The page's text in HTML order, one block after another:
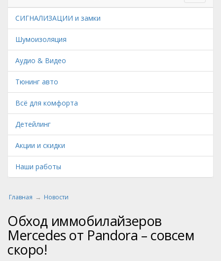
СИГНАЛИЗАЦИИ и замки
Шумоизоляция
Аудио & Видео
Тюнинг авто
Всё для комфорта
Детейлинг
Акции и скидки
Наши работы
Главная Новости
Обход иммобилайзеров
Mercedes от Pandora – совсем
скоро!